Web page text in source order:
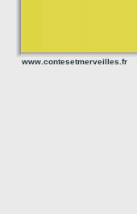
www.contesetmerveilles.fr